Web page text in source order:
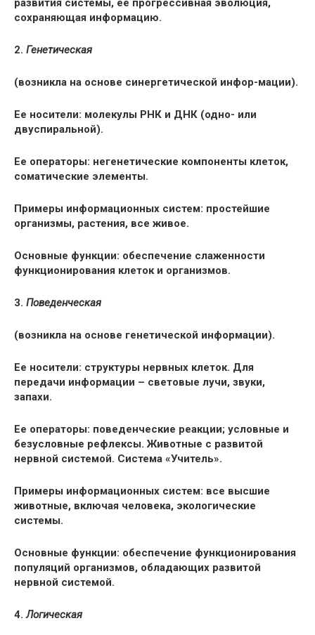
развития системы, ее прогрессивная эволюция,
сохраняющая информацию.
2. Генетическая
(возникла на основе синергетической инфор-мации).
Ее носители: молекулы РНК и ДНК (одно- или
двуспиральной).
Ее операторы: негенетические компоненты клеток,
соматические элементы.
Примеры информационных систем: простейшие
организмы, растения, все живое.
Основные функции: обеспечение слаженности
функционирования клеток и организмов.
3. Поведенческая
(возникла на основе генетической информации).
Ее носители: структуры нервных клеток. Для
передачи информации – световые лучи, звуки,
запахи.
Ее операторы: поведенческие реакции; условные и
безусловные рефлексы. Животные с развитой
нервной системой. Система «Учитель».
Примеры информационных систем: все высшие
животные, включая человека, экологические
системы.
Основные функции: обеспечение функционирования
популяций организмов, обладающих развитой
нервной системой.
4.Логическая